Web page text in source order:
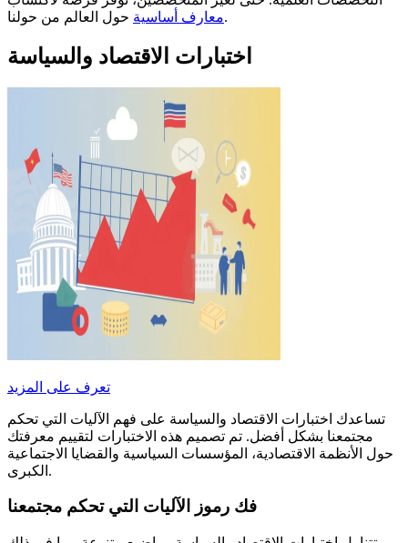
معارف أساسيةحول العالم من حولنا.
اختبارات الاقتصاد والسياسة
تعرف على المزيد
تساعدك اختبارات الاقتصاد والسياسة على فهم الآليات التي تحكم
مجتمعنا بشكل أفضل. تم تصميم هذه الاختبارات لتقييم معرفتك
حول الأنظمة الاقتصادية، المؤسسات السياسية والقضايا الاجتماعية
الكبرى.
فك رموز الآليات التي تحكم مجتمعنا